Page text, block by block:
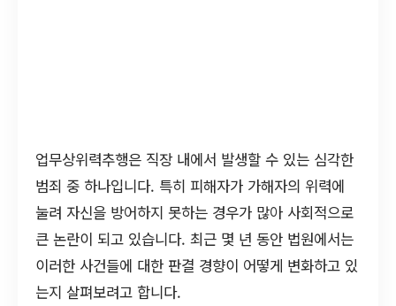
업무상위력추행은 직장 내에서 발생할 수 있는 심각한
범죄 중 하나입니다. 특히 피해자가 가해자의 위력에
눌려 자신을 방어하지 못하는 경우가 많아 사회적으로
큰 논란이 되고 있습니다. 최근 몇 년 동안 법원에서는
이러한 사건들에 대한 판결 경향이 어떻게 변화하고 있
는지 살펴보려고 합니다.